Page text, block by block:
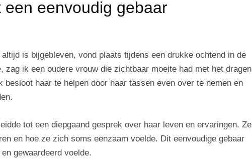
eenvoudig gebaar
is bijgebleven, vond plaats tijdens een drukke ochtend in de
zag ik een oudere vrouw die zichtbaar moeite had met het dragen
besloot haar te helpen door haar tassen even over te nemen en
tot een diepgaand gesprek over haar leven en ervaringen. Ze
en hoe ze zich soms eenzaam voelde. Dit eenvoudige gebaar
gewaardeerd voelde.